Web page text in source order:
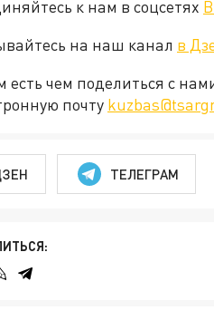
к нам в соцсетях
на наш канал в
есть чем поделиться с
почту
ТЕЛЕГРАМ